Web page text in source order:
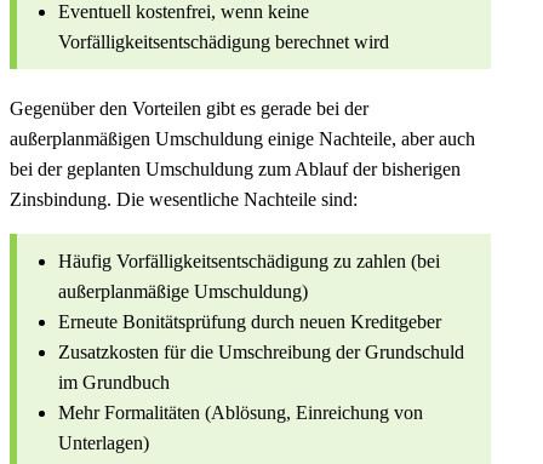
Eventuell kostenfrei, wenn keine
Vorfälligkeitsentschädigung berechnet wird
Gegenüber den Vorteilen gibt es gerade bei der
außerplanmäßigen Umschuldung einige Nachteile, aber auch
bei der geplanten Umschuldung zum Ablauf der bisherigen
Zinsbindung. Die wesentliche Nachteile sind:
Häufig Vorfälligkeitsentschädigung zu zahlen (bei
außerplanmäßige Umschuldung)
Erneute Bonitätsprüfung durch neuen Kreditgeber
Zusatzkosten für die Umschreibung der Grundschuld
im Grundbuch
Mehr Formalitäten (Ablösung, Einreichung von
Unterlagen)